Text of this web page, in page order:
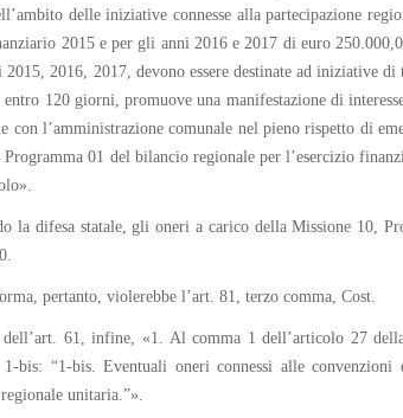
delle iniziative connesse alla partecipazione
2015 e per gli anni 2016 e 2017 di euro
2015, 2016, 2017, devono essere destinate ad
120 giorni, promuove una manifestazione di
con l’amministrazione comunale nel pieno rispetto di
01 del bilancio regionale per l’esercizio
la difesa statale, gli oneri a carico della Missione 10,
pertanto, violerebbe l’art. 81, terzo comma, Cost.
61, infine, «1. Al comma 1 dell’articolo 27
1-bis: “1-bis. Eventuali oneri connessi alle
unitaria.”».